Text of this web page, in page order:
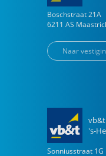
Boschstraat 21A
6211 AS
Naar
's-
Sonniusstraat 1G